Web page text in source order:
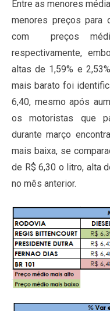
Entre as menores
menores preços para
com preços
respectivamente,
altas de 1,59% e
mais barato foi
6,40, mesmo após
os motoristas que
durante março
mais baixa, se
de R$ 6,30 o litro, alta
no mês anterior.